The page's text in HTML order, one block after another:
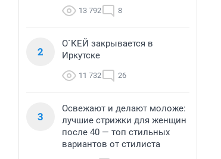
13 792 8
2
О`КЕЙ закрывается в
Иркутске
11 732 26
3
Освежают и делают моложе:
лучшие стрижки для женщин
после 40 — топ стильных
вариантов от стилиста